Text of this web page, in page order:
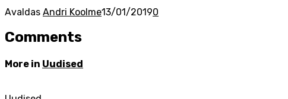
Avaldas Andri Koolme13/01/20190
Comments
More in Uudised